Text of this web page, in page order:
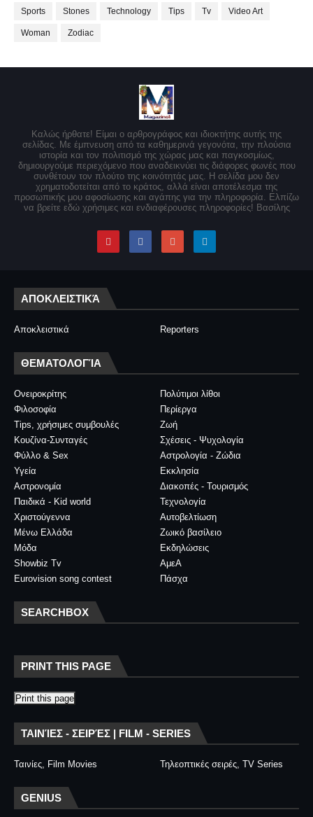
Sports Stones Technology Tips Tv Video Art
Woman Zodiac
Καλώς ήρθατε! Είμαι ο αρθρογράφος και ιδιοκτήτης αυτής της
σελίδας. Με έμπνευση από τα καθημερινά γεγονότα, την πλούσια
ιστορία και τον πολιτισμό της χώρας μας και παγκοσμίως,
δημιουργούμε περιεχόμενο που αναδεικνύει τις διάφορες φωνές που
συνθέτουν τον πλούτο της κοινότητάς μας. Η σελίδα μου δεν
χρηματοδοτείται από το κράτος, αλλά είναι αποτέλεσμα της
προσωπικής μου αφοσίωσης και αγάπης για την πληροφορία. Ελπίζω
να βρείτε εδώ χρήσιμες και ενδιαφέρουσες πληροφορίες! Βασίλης
ΑΠΟΚΛΕΙΣΤΙΚΆ
Αποκλειστικά Reporters
ΘΕΜΑΤΟΛΟΓΊΑ
Ονειροκρίτης
Πολύτιμοι λίθοι
Φιλοσοφία
Περίεργα
Tips, χρήσιμες συμβουλές
Ζωή
Κουζίνα-Συνταγές
Σχέσεις - Ψυχολογία
Φύλλο & Sex
Αστρολογία - Ζώδια
Υγεία
Εκκλησία
Αστρονομία
Διακοπές - Τουρισμός
Παιδικά - Kid world
Τεχνολογία
Χριστούγεννα
Αυτοβελτίωση
Μένω Ελλάδα
Ζωικό βασίλειο
Μόδα
Εκδηλώσεις
Showbiz Tv
ΑμεΑ
Eurovision song contest
Πάσχα
SEARCHBOX
PRINT THIS PAGE
Print this page
ΤΑΙΝΊΕΣ - ΣΕΙΡΈΣ | FILM - SERIES
Ταινίες, Film Movies Τηλεοπτικές σειρές, TV Series
GENIUS